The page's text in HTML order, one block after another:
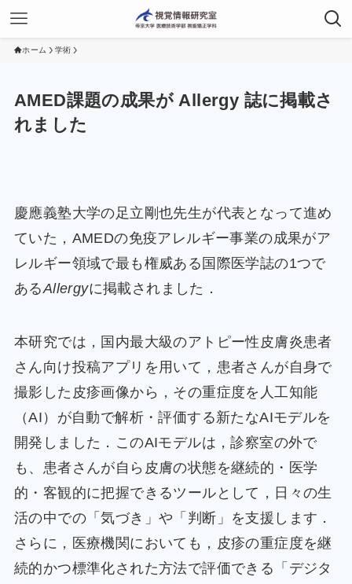
ホーム 学術
AMED課題の成果が Allergy 誌に掲載さ
れました
慶應義塾大学の足立剛也先生が代表となって進め
ていた，AMEDの免疫アレルギー事業の成果がア
レルギー領域で最も権威ある国際医学誌の1つで
あるAllergyに掲載されました．
本研究では，国内最大級のアトピー性皮膚炎患者
さん向け投稿アプリを用いて，患者さんが自身で
撮影した皮疹画像から，その重症度を人工知能
（AI）が自動で解析・評価する新たなAIモデルを
開発しました．このAIモデルは，診察室の外で
も、患者さんが自ら皮膚の状態を継続的・医学
的・客観的に把握できるツールとして，日々の生
活の中での「気づき」や「判断」を支援します．
さらに，医療機関においても，皮疹の重症度を継
続的かつ標準化された方法で評価できる「デジタ